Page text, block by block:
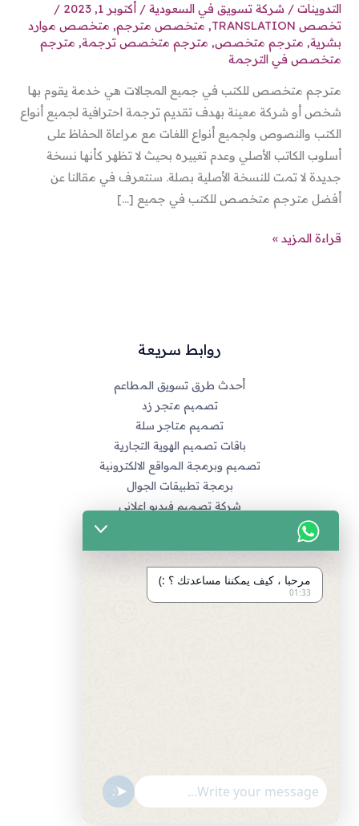
التدوينات / شركة تسويق في السعودية/ أكتوبر 1, 2023
/
تخصص TRANSLATION
, متخصص مترجم, متخصص موارد
بشرية, مترجم متخصص, مترجم متخصص ترجمة, مترجم
متخصص في الترجمة
مترجم متخصص للكتب في جميع المجالات هي خدمة يقوم بها
شخص أو شركة معينة بهدف تقديم ترجمة احترافية لجميع أنواع
الكتب والنصوص ولجميع أنواع اللغات مع مراعاة الحفاظ على
أسلوب الكاتب الأصلي وعدم تغييره بحيث لا تظهر كأنها نسخة
جديدة لا تمت للنسخة الأصلية بصلة. سنتعرف في مقالنا عن
أفضل مترجم متخصص للكتب في جميع […]
قراءة المزيد »
روابط سريعة
أحدث طرق تسويق المطاعم
تصميم متجر زد
تصميم متاجر سلة
باقات تصميم الهوية التجارية
تصميم وبرمجة المواقع الالكترونية
برمجة تطبيقات الجوال
شركة تصميم فيديو اعلاني
التسويق الالكتروني
تصميم متاجر زد و متاجر سله
انضم لفريق العمل
مرحبا ، كيف يمكننا مساعدتك ؟ :)
01:33
"+chaty_settings.lang.emoji_picker+"
undefined